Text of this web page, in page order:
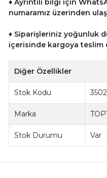
♦ Ayrıntılı bilgi için
numaramız üzerinden
♦ Siparişleriniz yoğunluk
içerisinde kargoya teslim
Diğer Özellikler
Stok Kodu 3502
Marka
Stok Durumu Var